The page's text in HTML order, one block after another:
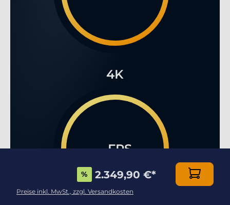
4K
...FPS
% 2.349,90 €*
Preise inkl. MwSt., zzgl. Versandkosten